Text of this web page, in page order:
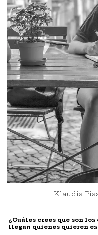
Klaudia
¿Cuáles crees que son los
llegan quienes quieren